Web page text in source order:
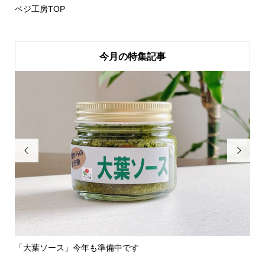
ベジ工房TOP
今月の特集記事

「大葉ソース」今年も準備中です
